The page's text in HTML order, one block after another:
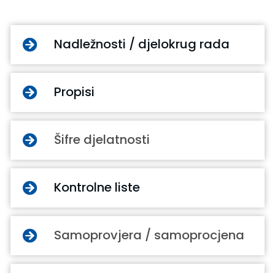
Nadležnosti / djelokrug rada
Propisi
Šifre djelatnosti
Kontrolne liste
Samoprovjera / samoprocjena